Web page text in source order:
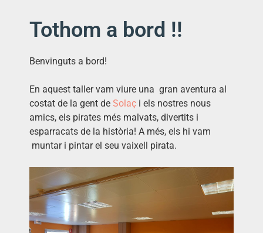
Tothom a bord !!
Benvinguts a bord!
En aquest taller vam viure una gran aventura al
costat de la gent de Solaç i els nostres nous
amics, els pirates més malvats, divertits i
esparracats de la història! A més, els hi vam
muntar i pintar el seu vaixell pirata.